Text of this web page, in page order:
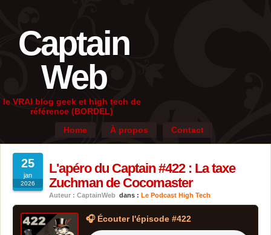
Captain
Web
le VRAI blog geek et high tech de
référence (BORDEL)
Home
À propos Contact
25
jan
2026
L'apéro du Captain #422 : La taxe
Zuchman de Cocomaster
Auteur : CaptainWeb dans : Le Podcast High Tech
🎧 Écouter l'épisode #422